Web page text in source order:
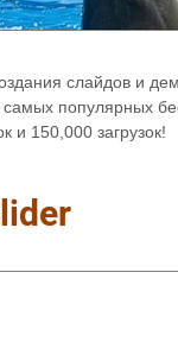
слайдов и
популярных
и 150,000 загрузок!